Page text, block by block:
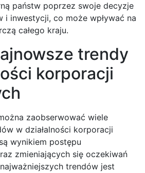
państw poprzez swoje decyzje
inwestycji, co może wpływać na
całego kraju.
trendy
korporacji
zaobserwować wiele
w działalności korporacji
wynikiem postępu
zmieniających się oczekiwań
trendów jest